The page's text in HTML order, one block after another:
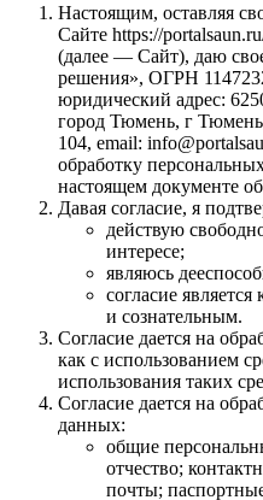
Настоящим, оставляя
Сайте https://
(далее — Сайт), даю
решения», ОГРН
юридический адрес:
город Тюмень, г
104, email:
обработку
настоящем документе
Давая согласие, я
действую
интересе;
являюсь
согласие
и сознательным.
Согласие дается на
как с использованием
использования таких
Согласие дается на
данных:
общие
отчество;
почты;